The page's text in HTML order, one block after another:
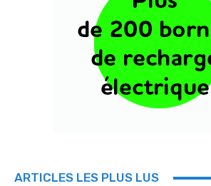
ARTICLES LES PLUS LUS